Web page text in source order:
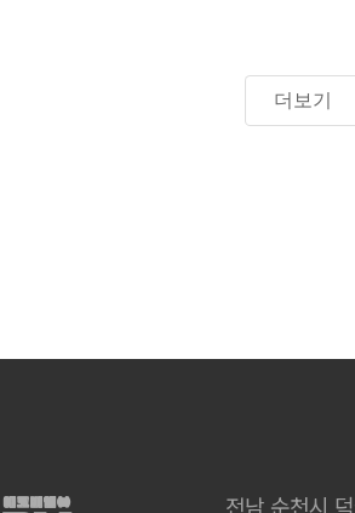
더보기
전남 순천시